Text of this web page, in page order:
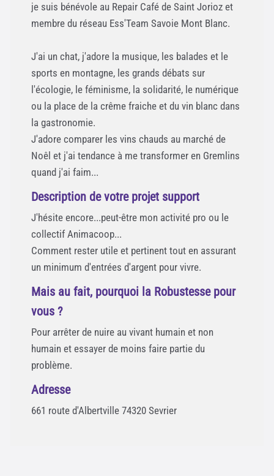
je suis bénévole au Repair Café de Saint Jorioz et
membre du réseau Ess'Team Savoie Mont Blanc.
J'ai un chat, j'adore la musique, les balades et le
sports en montagne, les grands débats sur
l'écologie, le féminisme, la solidarité, le numérique
ou la place de la crême fraiche et du vin blanc dans
la gastronomie.
J'adore comparer les vins chauds au marché de
Noêl et j'ai tendance à me transformer en Gremlins
quand j'ai faim...
Description de votre projet support
J'hésite encore...peut-être mon activité pro ou le
collectif Animacoop...
Comment rester utile et pertinent tout en assurant
un minimum d'entrées d'argent pour vivre.
Mais au fait, pourquoi la Robustesse pour
vous ?
Pour arrêter de nuire au vivant humain et non
humain et essayer de moins faire partie du
problème.
Adresse
661 route d'Albertville 74320 Sevrier